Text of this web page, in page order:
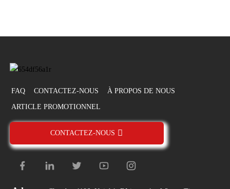
FAQ CONTACTEZ-NOUS À PROPOS DE NOUS
ARTICLE PROMOTIONNEL
CONTACTEZ-NOUS